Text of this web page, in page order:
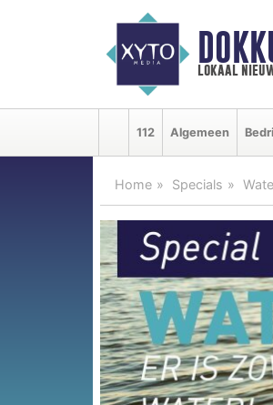
lokaal
112 Algemeen
Home Specials